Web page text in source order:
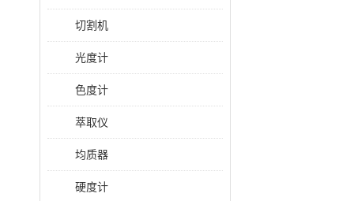
切割机
光度计
色度计
萃取仪
均质器
硬度计